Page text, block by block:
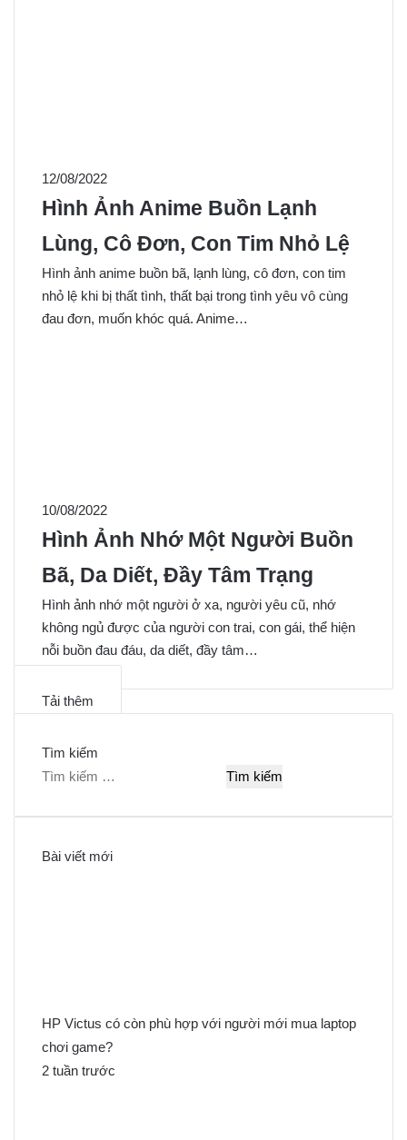
12/08/2022
Hình Ảnh Anime Buồn Lạnh
Lùng, Cô Đơn, Con Tim Nhỏ Lệ
Hình ảnh anime buồn bã, lạnh lùng, cô đơn, con tim
nhỏ lệ khi bị thất tình, thất bại trong tình yêu vô cùng
đau đơn, muốn khóc quá. Anime…
10/08/2022
Hình Ảnh Nhớ Một Người Buồn
Bã, Da Diết, Đầy Tâm Trạng
Hình ảnh nhớ một người ở xa, người yêu cũ, nhớ
không ngủ được của người con trai, con gái, thể hiện
nỗi buồn đau đáu, da diết, đầy tâm…
Tải thêm
Tìm kiếm
T
Bài viết mới
HP Victus có còn phù hợp với người mới mua laptop
chơi game?
2 tuần trước